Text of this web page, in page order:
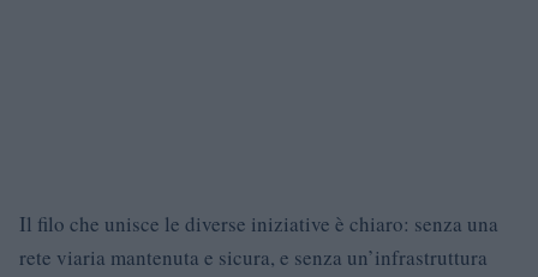
Il filo che unisce le diverse iniziative è chiaro: senza una
rete viaria mantenuta e sicura, e senza un’infrastruttura